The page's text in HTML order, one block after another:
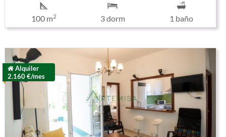
100 m2 3 dorm 1 baño
Alquiler
2.160 €/mes